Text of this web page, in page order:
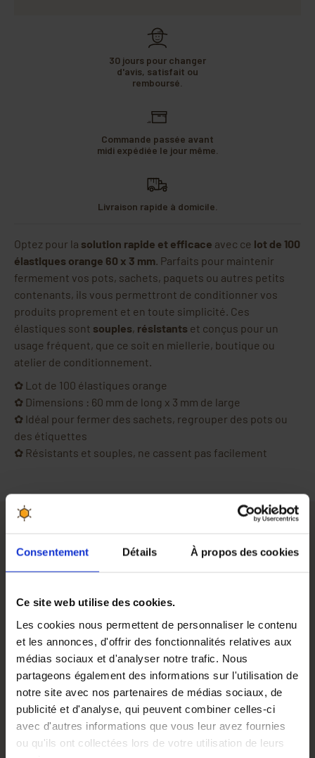
Consentement Détails À propos des cookies
Ce site web utilise des cookies.
Les cookies nous permettent de personnaliser le contenu
et les annonces, d'offrir des fonctionnalités relatives aux
médias sociaux et d'analyser notre trafic. Nous
partageons également des informations sur l'utilisation de
notre site avec nos partenaires de médias sociaux, de
publicité et d'analyse, qui peuvent combiner celles-ci
avec d'autres informations que vous leur avez fournies
ou qu'ils ont collectées lors de votre utilisation de leurs
30 jours pour changer
d'avis, satisfait ou
remboursé.
Commande passée avant
midi expédiée le jour même.
Livraison rapide à domicile.
Optez pour la solution rapide et efficace avec ce lot de 100
élastiques orange 60 x 3 mm. Parfaits pour maintenir
fermement vos pots, sachets, paquets ou autres petits
contenants, ils vous permettront de conditionner vos
produits proprement et en toute simplicité. Ces
élastiques sont souples, résistants et conçus pour un
usage fréquent, que ce soit en miellerie, boutique ou
atelier de conditionnement.
✿ Lot de 100 élastiques orange
✿ Dimensions : 60 mm de long x 3 mm de large
✿ Idéal pour fermer des sachets, regrouper des pots ou
des étiquettes
✿ Résistants et souples, ne cassent pas facilement
Élastiques orange 60 x 3 mm – Lot de 100 pièces
Celot de 100 élastiques orange
produits artisanaux. Que vous soyez apiculteur,
commerçant ou artisan, ces élastiques vous aident à
sécuriser facilement vos conditionnements.
Des élastiques pratiques et résistants
Fabriqués en matière souple et résistante, ces élastiques
conviennent pour uneutilisation quotidienne. Ils
permettent demaintenir des sachets fermés, de
regrouper des pots, cartons, étiquettesou autres petits
éléments de conditionnement.